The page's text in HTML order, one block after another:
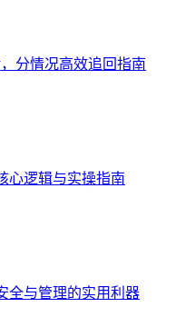
分情况高效追回指南
心逻辑与实操指南
全与管理的实用利器